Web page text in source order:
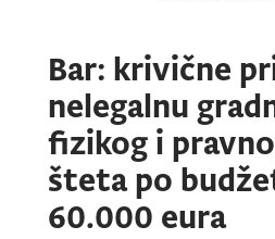
Bar: krivične
nelegalnu
fizikog i
šteta po
60.000 eura